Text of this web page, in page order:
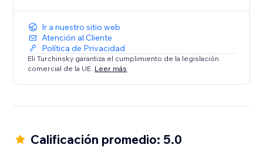
Ir a nuestro sitio web
Atención al Cliente
Política de Privacidad
Eli Turchinsky garantiza el cumplimiento de la legislación
comercial de la UE. Leer más
Calificación promedio: 5.0